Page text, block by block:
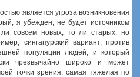
является угроза возникновения
я убежден, не будет источником
совсем новых, то ли старых, но
сингапурский вариант, против
популяции людей, и который
чрезвычайно широко и может
точки зрения, самая тяжелая по